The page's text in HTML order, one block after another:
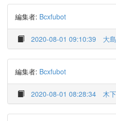
編集者: Bcxfubot
2020-08-01 09:10:39 大
編集者: Bcxfubot
2020-08-01 08:28:34 木